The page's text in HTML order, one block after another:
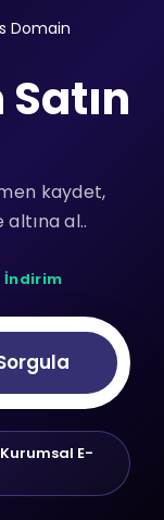
Domain
kaydet,
al..
İndirim
Kurumsal E-